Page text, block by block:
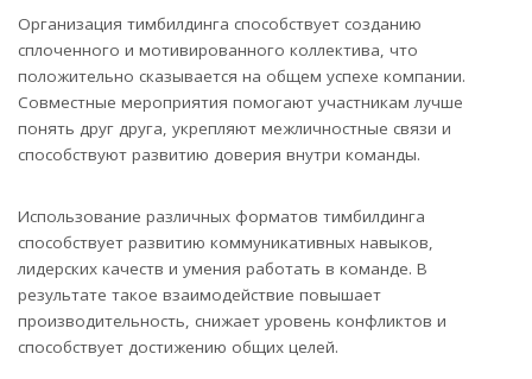
Организация тимбилдинга способствует созданию
сплоченного и мотивированного коллектива, что
положительно сказывается на общем успехе компании.
Совместные мероприятия помогают участникам лучше
понять друг друга, укрепляют межличностные связи и
способствуют развитию доверия внутри команды.
Использование различных форматов тимбилдинга
способствует развитию коммуникативных навыков,
лидерских качеств и умения работать в команде. В
результате такое взаимодействие повышает
производительность, снижает уровень конфликтов и
способствует достижению общих целей.